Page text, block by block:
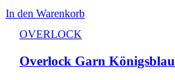
In den Warenkorb
OVERLOCK
Overlock Garn Königsblau